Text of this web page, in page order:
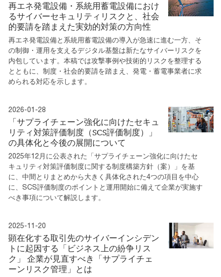
再エネ発電設備・系統用蓄電設備におけ
るサイバーセキュリティリスクと、社会
的要請を踏まえた実効的対策の方向性
再エネ発電設備と系統用蓄電設備の導入が急速に進む一方、そ
の制御・運用を支えるデジタル基盤は新たなサイバーリスクを
内包しています。本稿では攻撃事例や技術的リスクを整理する
とともに、制度・社会的要請を踏まえ、発電・蓄電事業者に求
められる対応を示します。
2026-01-28
「サプライチェーン強化に向けたセキュ
リティ対策評価制度（SCS評価制度）」
の具体化と今後の展開について
2025年12月に公表された「サプライチェーン強化に向けたセ
キュリティ対策評価制度に関する制度構築方針（案）」を基
に、中間とりまとめから大きく具体化された4つの項目を中心
に、SCS評価制度のポイントと運用開始に備えて企業が実施す
べき事項について解説します。
2025-11-20
顕在化する取引先のサイバーインシデン
トに起因する「ビジネス上の紛争リス
ク」 企業が見直すべき「サプライチェ
ーンリスク管理」とは